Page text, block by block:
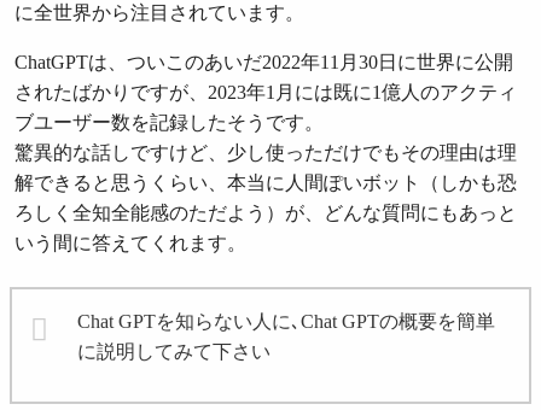
に全世界から注目されています。
ChatGPTは、ついこのあいだ2022年11月30日に世界に公開
されたばかりですが、2023年1月には既に1億人のアクティ
ブユーザー数を記録したそうです。
驚異的な話しですけど、少し使っただけでもその理由は理
解できると思うくらい、本当に人間ぽいボット（しかも恐
ろしく全知全能感のただよう）が、どんな質問にもあっと
いう間に答えてくれます。
Chat GPTを知らない人に､Chat GPTの概要を簡単
に説明してみて下さい